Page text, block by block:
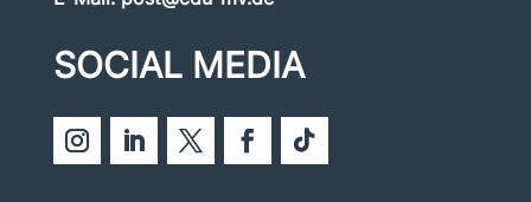
SOCIAL MEDIA